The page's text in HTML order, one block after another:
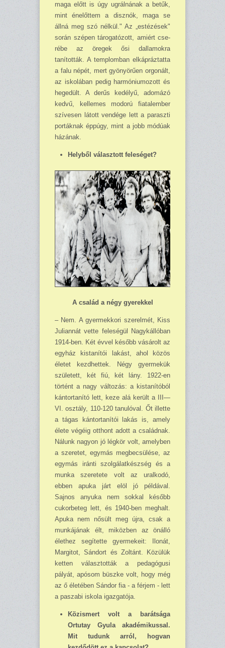
maga előtt is úgy ugrálnának a betűk,
mint énelőttem a disznók, maga se
állná meg szó nélkül." Az „estézések"
során szépen tárogatózott, amiért cse­
rébe az öregek ősi dallamokra
tanították. A templomban elkápráztatta
a falu népét, mert gyö­nyörűen orgonált,
az iskolában pedig harmóniumozott és
hegedült. A derűs kedélyű, adomázó
kedvű, kellemes modorú fiatalember
szívesen látott vendége lett a paraszti
portáknak éppúgy, mint a jobb módúak
házának.
Helyből választott feleséget?
A család a négy gyerekkel
– Nem. A gyermekkori szerelmét, Kiss
Juliannát vette feleségül Nagykállóban
1914-ben. Két évvel később vásárolt az
egyház kistanítói lakást, ahol közös
életet kezdhettek. Négy gyermekük
született, két fiú, két lány. 1922-en
történt a nagy változás: a kistanítóból
kán­tor­tanító lett, keze alá került a III—
VI. osztály, 110-120 tanulóval. Őt illette
a tágas kántortanítói lakás is, amely
élete végéig otthont adott a családnak.
Nálunk nagyon jó légkör volt, amelyben
a szeretet, egymás megbecsülése, az
egymás iránti szolgálatkészség és a
munka szeretete volt az uralkodó,
ebben apuka járt elöl jó példával.
Sajnos anyuka nem sokkal később
cukorbeteg lett, és 1940-ben meghalt.
Apuka nem nősült meg újra, csak a
munkájának élt, miközben az önálló
élethez segítette gyermekeit: Ilonát,
Margitot, Sándort és Zoltánt. Közülük
ketten választották a pedagógusi
pályát, apósom büszke volt, hogy még
az ő életében Sándor fia - a férjem - lett
a paszabi iskola igazgatója.
Közismert volt a barátsága
Ortutay Gyula akadémikussal.
Mit tudunk arról, hogvan